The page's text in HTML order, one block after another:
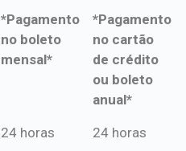
*Pagamento
no boleto
mensal*
*Pagamento
no cartão
de crédito
ou boleto
anual*
*Pagamento
*Pagamento
24 horas 24 horas